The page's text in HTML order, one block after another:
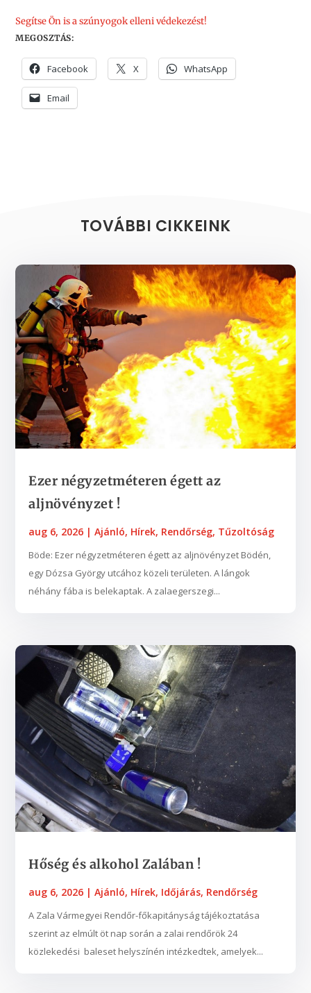
Segítse Ön is a szúnyogok elleni védekezést!
MEGOSZTÁS:
Facebook X WhatsApp
Email
TOVÁBBI CIKKEINK
Ezer négyzetméteren égett az
aljnövényzet !
aug 6, 2026 |Ajánló, Hírek, Rendőrség, Tűzoltóság
Böde: Ezer négyzetméteren égett az aljnövényzet Bödén,
egy Dózsa György utcához közeli területen. A lángok
néhány fába is belekaptak. A zalaegerszegi...
Hőség és alkohol Zalában !
aug 6, 2026 |Ajánló, Hírek, Időjárás, Rendőrség
A Zala Vármegyei Rendőr-főkapitányság tájékoztatása
szerint az elmúlt öt nap során a zalai rendőrök 24
közlekedési baleset helyszínén intézkedtek, amelyek...